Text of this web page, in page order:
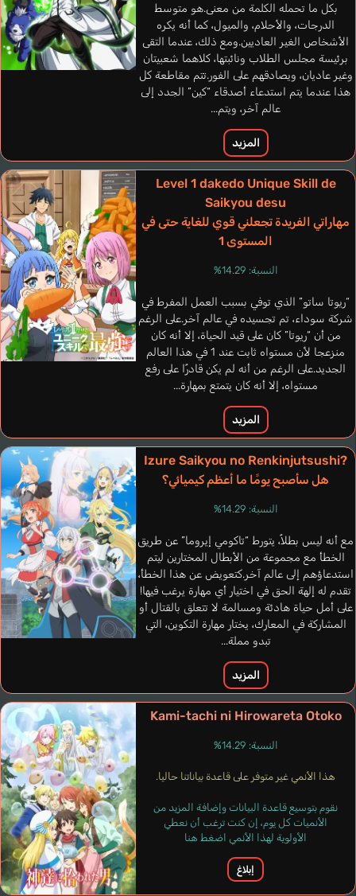
Brod
Ootsuka Akio
Siplet Thibault
فرنسي
Groß Christopher
ألماني
Hikasa Youko
Peterson Jessica
Ostrowski Marielle
فرنسي
de Surere Fluna
Alludery
Matsui Eriko
بكل ما تحمله الكلمة من معنى.هو متوسط
الدرجات، والأحلام، والميول، كما أنه يكره
الأشخاص الغير العاديين.ومع ذلك، عندما التقى
برئيسة مجلس الطلاب ونائبتها، كلاهما شعبيتان
وغير عاديان، ويصادقهم على الفور.تتم مقاطعة كل
هذا عندما يتم استدعاء أصدقاء “كين” الجدد إلى
عالم آخر، ويتم...
المزيد
Level 1 dakedo Unique Skill de
Saikyou desu
مهاراتي الفريدة تجعلني قوي للغاية حتى في
المستوى 1
النسبة: 14.29%
“ريوتا ساتو” الذي توفي بسبب العمل المفرط في
شركة سوداء، تم تجسيده في عالم آخر.على الرغم
من أن “ريوتا” كان على قيد الحياة، إلا أنه كان
منزعجا لأن مستواه ثابت عند 1 في هذا العالم
الجديد.على الرغم من أنه لم يكن قادرًا على رفع
مستواه، إلا أنه كان يتمتع بمهارة...
المزيد
Izure Saikyou no Renkinjutsushi?
هل سأصبح يومًا ما أعظم كيميائي؟
النسبة: 14.29%
مع أنه ليس بطلاً، يتورط “تاكومي إيروما” عن طريق
الخطأ مع مجموعة من الأبطال المختارين ليتم
استدعاؤهم إلى عالم آخر.كتعويض عن هذا الخطأ،
تقدم له إلهة الحق في اختيار أي مهارة يرغب فيها!
على أمل حياة هادئة ومسالمة لا تتعلق بالقتال أو
المشاركة في المعارك، يختار مهارة التكوين، التي
تبدو مملة...
المزيد
Kami-tachi ni Hirowareta Otoko
النسبة: 14.29%
هذا الأنمي غير متوفر على قاعدة بياناتنا حاليا.
نقوم بتوسيع قاعدة البيانات وإضافة المزيد من
الأنميات كل يوم، إن كنت ترغب أن نعطي
الأولوية لهذا الأنمي اضغط هنا
إبلاغ